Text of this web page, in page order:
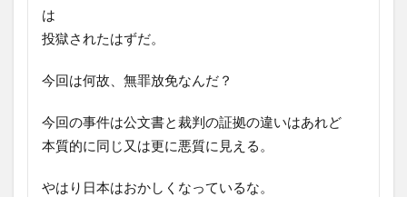
は
投獄されたはずだ。
今回は何故、無罪放免なんだ？
今回の事件は公文書と裁判の証拠の違いはあれど
本質的に同じ又は更に悪質に見える。
やはり日本はおかしくなっているな。